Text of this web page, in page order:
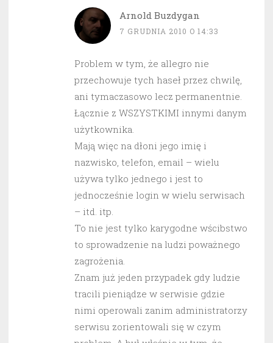
Arnold Buzdygan
7 GRUDNIA 2010 O 14:33
Problem w tym, że allegro nie
przechowuje tych haseł przez chwilę,
ani tymaczasowo lecz permanentnie.
Łącznie z WSZYSTKIMI innymi danym
użytkownika.
Mają więc na dłoni jego imię i
nazwisko, telefon, email – wielu
używa tylko jednego i jest to
jednocześnie login w wielu serwisach
– itd. itp.
To nie jest tylko karygodne wścibstwo
to sprowadzenie na ludzi poważnego
zagrożenia.
Znam już jeden przypadek gdy ludzie
tracili pieniądze w serwisie gdzie
nimi operowali zanim administratorzy
serwisu zorientowali się w czym